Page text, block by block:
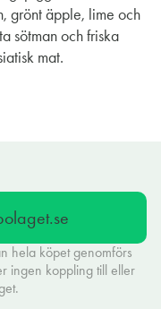
grönt äpple, lime och
sötman och friska
mat.
hela köpet genomförs
ingen koppling till eller